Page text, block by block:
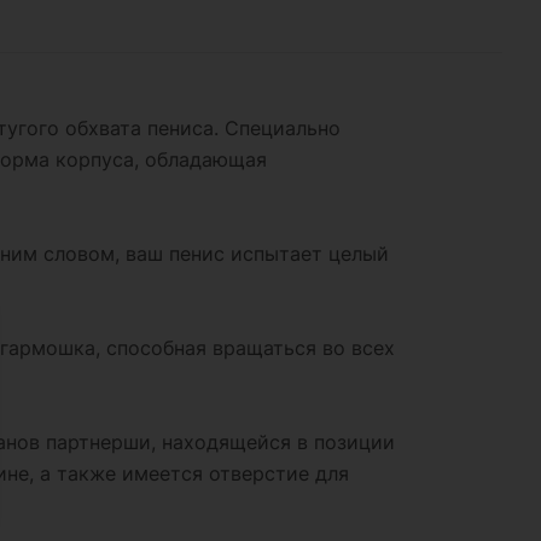
обхвата пениса. Специально
корпуса, обладающая
словом, ваш пенис испытает целый
способная вращаться во всех
партнерши, находящейся в позиции
а также имеется отверстие для